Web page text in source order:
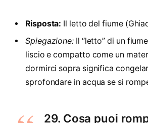
Risposta: Il letto del fiume
Spiegazione: Il “letto” di un
liscio e compatto come un
dormirci sopra significa
sprofondare in acqua se si
29. Cosa puoi